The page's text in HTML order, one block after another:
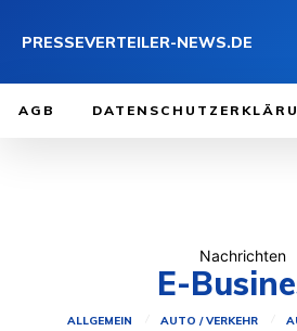
PRESSEVERTEILER-NEWS.DE
AGB
Nachrichten
E-
ALLGEMEIN AUTO / VERKEHR